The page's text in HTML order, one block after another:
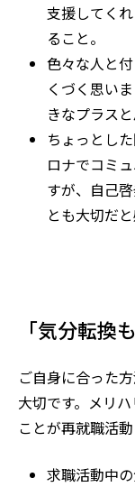
支援してく
ること。
色々な人と
くづく思い
きなプラスと
ちょっとし
ロナでコミ
すが、自己
とも大切だ
「気分転換
ご自身に合った
大切です。メリ
ことが再就職活
求職活動中